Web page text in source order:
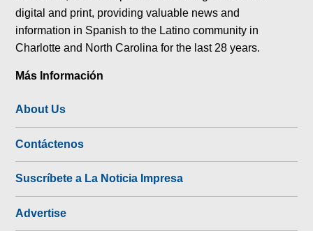
digital and print, providing valuable news and
information in Spanish to the Latino community in
Charlotte and North Carolina for the last 28 years.
Más Información
About Us
Contáctenos
Suscríbete a La Noticia Impresa
Advertise